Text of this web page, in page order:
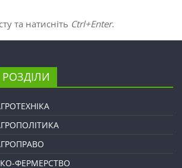
та натисніть Ctrl+Enter.
РОЗДІЛИ
ФЕРМЕРСТВО